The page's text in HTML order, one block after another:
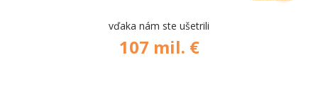
vďaka nám ste ušetrili
107 mil. €